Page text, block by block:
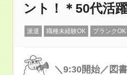
ント！＊50代活
派遣 職種未経験OK ブランクOK
＼9:30開始／図